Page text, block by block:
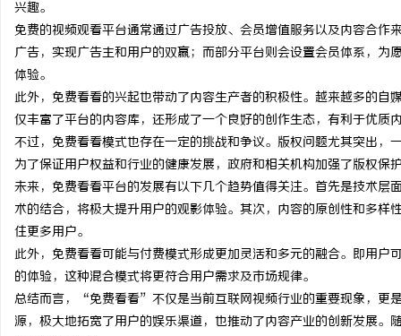
兴趣。
免费的视频观看平台通常通过广告投放、会员增值服务以及内容合
广告，实现广告主和用户的双赢；而部分平台则会设置会员体系，
体验。
此外，免费看看的兴起也带动了内容生产者的积极性。越来越多的
仅丰富了平台的内容库，还形成了一个良好的创作生态，有利于优质
不过，免费看看模式也存在一定的挑战和争议。版权问题尤其突出
为了保证用户权益和行业的健康发展，政府和相关机构加强了版权保
未来，免费看看平台的发展有以下几个趋势值得关注。首先是技术
术的结合，将极大提升用户的观影体验。其次，内容的原创性和多
住更多用户。
此外，免费看看可能与付费模式形成更加灵活和多元的融合。即用
的体验，这种混合模式将更符合用户需求及市场规律。
总结而言，“免费看看”不仅是当前互联网视频行业的重要现象，更
源，极大地拓宽了用户的娱乐渠道，也推动了内容产业的创新发展
武汉配眼镜 上海配眼镜